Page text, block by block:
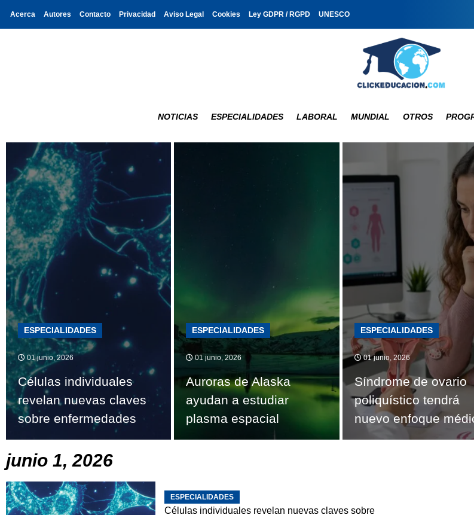
Acerca Autores Contacto Privacidad Aviso Legal Cookies Ley GDPR / RGPD UNESCO
NOTICIAS ESPECIALIDADES LABORAL MUNDIAL OTROS
ESPECIALIDADES
01 junio, 2026
Células individuales
revelan nuevas claves
sobre enfermedades
ESPECIALIDADES
01 junio, 2026
Auroras de Alaska
ayudan a estudiar
plasma espacial
ESPECIALIDADES
01 junio, 2026
Síndrome de ovario
poliquístico tendrá
nuevo enfoque
junio 1, 2026
ESPECIALIDADES
Células individuales revelan nuevas claves sobre